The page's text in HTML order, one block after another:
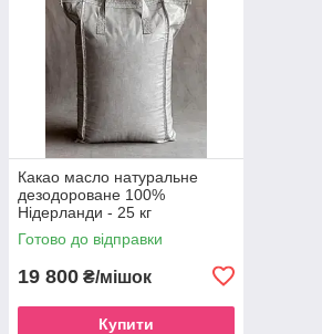
Какао масло натуральне
дезодороване 100%
Нідерланди - 25 кг
Готово до відправки
19 800 ₴/мішок
Купити